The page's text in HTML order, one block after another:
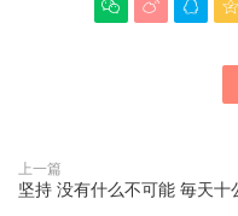
   
上一篇
坚持 没有什么不可能 毎天